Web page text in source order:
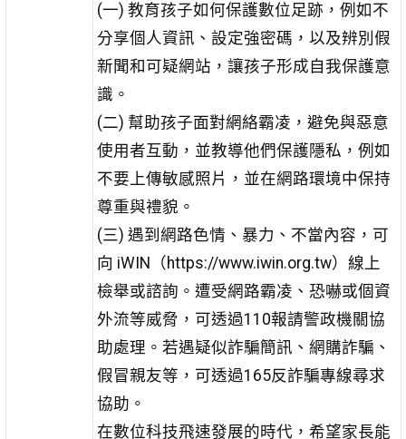
(一) 教育孩子如何保護數位足跡，例如不
分享個人資訊、設定強密碼，以及辨別假
新聞和可疑網站，讓孩子形成自我保護意
識。
(二) 幫助孩子面對網絡霸凌，避免與惡意
使用者互動，並教導他們保護隱私，例如
不要上傳敏感照片，並在網路環境中保持
尊重與禮貌。
(三) 遇到網路色情、暴力、不當內容，可
向 iWIN（https://www.iwin.org.tw）線上
檢舉或諮詢。遭受網路霸凌、恐嚇或個資
外流等威脅，可透過110報請警政機關協
助處理。若遇疑似詐騙簡訊、網購詐騙、
假冒親友等，可透過165反詐騙專線尋求
協助。
在數位科技飛速發展的時代，希望家長能